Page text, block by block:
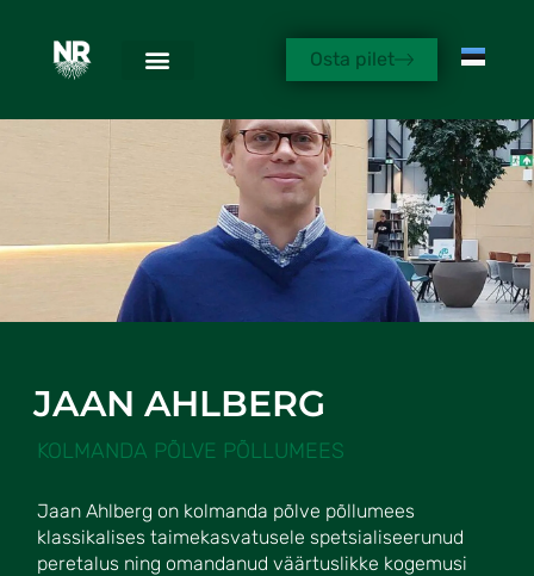
Osta pilet
JAAN AHLBERG
KOLMANDA PÕLVE PÕLLUMEES
Jaan Ahlberg on kolmanda põlve põllumees
klassikalises taimekasvatusele spetsialiseerunud
peretalus ning omandanud väärtuslikke kogemusi